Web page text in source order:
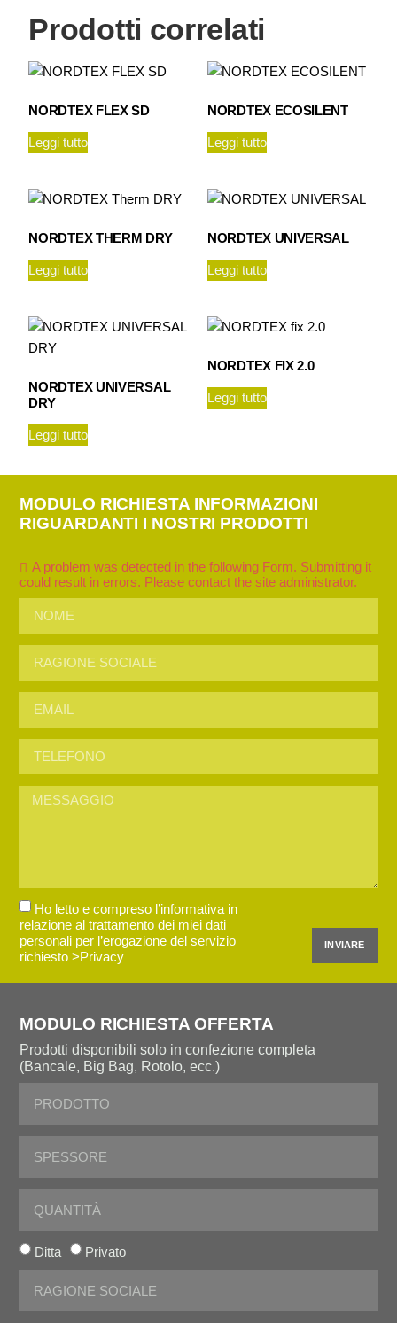
Prodotti correlati
NORDTEX FLEX SD
Leggi tutto
NORDTEX ECOSILENT
Leggi tutto
NORDTEX THERM DRY
Leggi tutto
NORDTEX UNIVERSAL
Leggi tutto
NORDTEX UNIVERSAL
DRY
Leggi tutto
NORDTEX FIX 2.0
Leggi tutto
MODULO RICHIESTA INFORMAZIONI
RIGUARDANTI I NOSTRI PRODOTTI
A problem was detected in the following Form. Submitting it
could result in errors. Please contact the site administrator.
Ho letto e compreso l’informativa in
relazione al trattamento dei miei dati
personali per l’erogazione del servizio
richiesto>Privacy
INVIARE
MODULO RICHIESTA OFFERTA
Prodotti disponibili solo in confezione completa
(Bancale, Big Bag, Rotolo, ecc.)
Ditta Privato